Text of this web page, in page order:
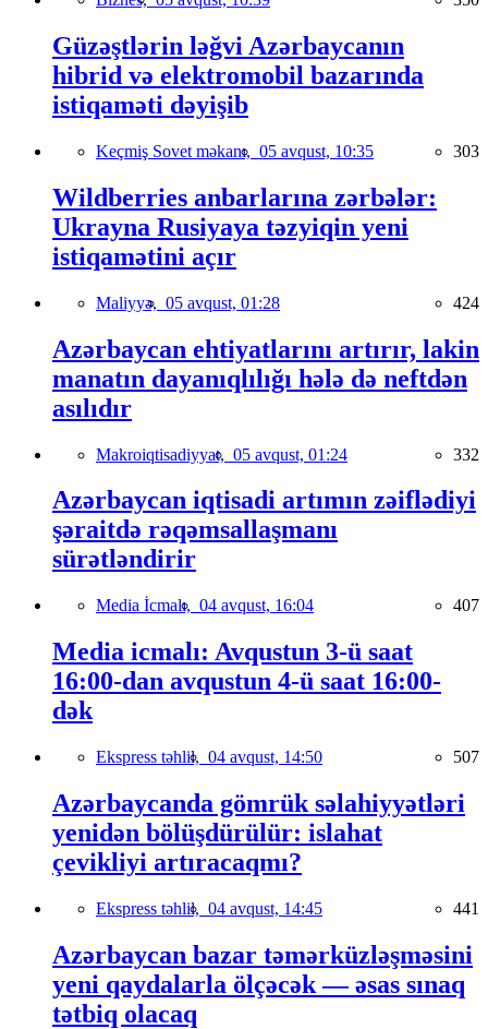
Güzəştlərin ləğvi Azərbaycanın
hibrid və elektromobil bazarında
istiqaməti dəyişib
Keçmiş Sovet məkanı, 05 avqust, 10:35 303
Wildberries anbarlarına zərbələr:
Ukrayna Rusiyaya təzyiqin yeni
istiqamətini açır
Maliyyə, 05 avqust, 01:28 424
Azərbaycan ehtiyatlarını artırır, lakin
manatın dayanıqlılığı hələ də neftdən
asılıdır
Makroiqtisadiyyat, 05 avqust, 01:24 332
Azərbaycan iqtisadi artımın zəiflədiyi
şəraitdə rəqəmsallaşmanı
sürətləndirir
Media İcmalı, 04 avqust, 16:04 407
Media icmalı: Avqustun 3-ü saat
16:00-dan avqustun 4-ü saat 16:00-
dək
Ekspress təhlil, 04 avqust, 14:50 507
Azərbaycanda gömrük səlahiyyətləri
yenidən bölüşdürülür: islahat
çevikliyi artıracaqmı?
Ekspress təhlil, 04 avqust, 14:45 441
Azərbaycan bazar təmərküzləşməsini
yeni qaydalarla ölçəcək — əsas sınaq
tətbiq olacaq